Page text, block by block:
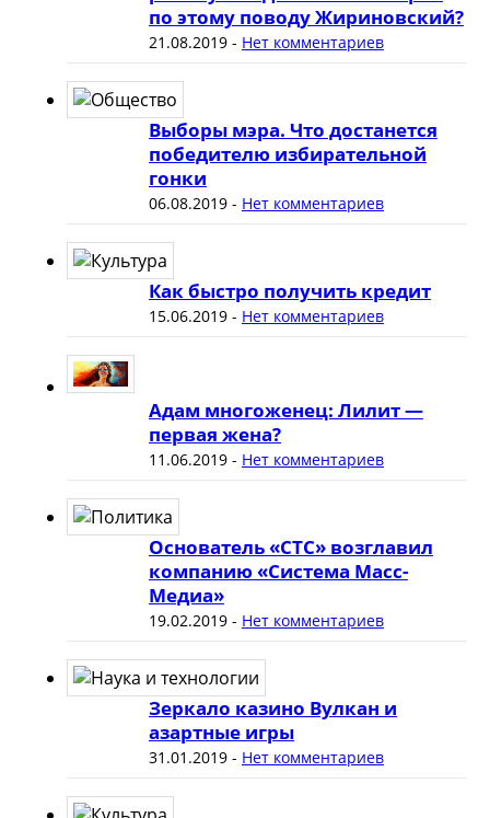
по этому поводу Жириновский?
21.08.2019- Нет комментариев
Выборы мэра. Что достанется
победителю избирательной
гонки
06.08.2019- Нет комментариев
Как быстро получить кредит
15.06.2019- Нет комментариев
Адам многоженец: Лилит —
первая жена?
11.06.2019- Нет комментариев
Основатель «СТС» возглавил
компанию «Система Масс-
Медиа»
19.02.2019- Нет комментариев
Зеркало казино Вулкан и
азартные игры
31.01.2019- Нет комментариев